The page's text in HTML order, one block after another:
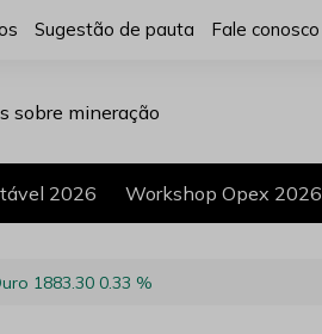
Sugestão de pauta Fale conosco
2026 Workshop Opex 2026
1883.30 0.33 %